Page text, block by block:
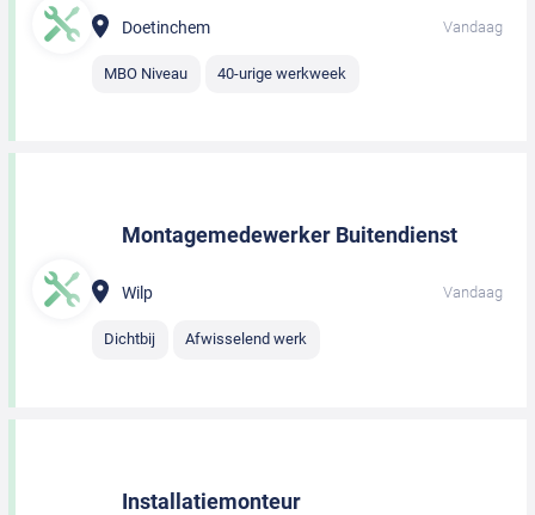
Doetinchem Vandaag
MBO Niveau 40-urige werkweek
Montagemedewerker Buitendienst
Wilp Vandaag
Dichtbij Afwisselend werk
Installatiemonteur